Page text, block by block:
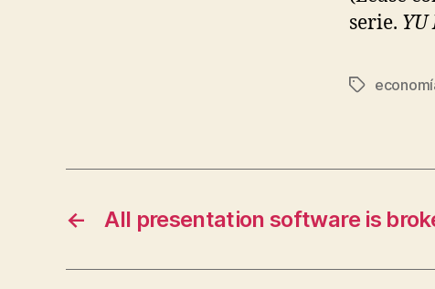
serie. YU
Etiquetas
← All presentation software is